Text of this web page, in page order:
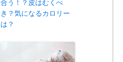
合う！？皮はむくべ
き？気になるカロリー
は？